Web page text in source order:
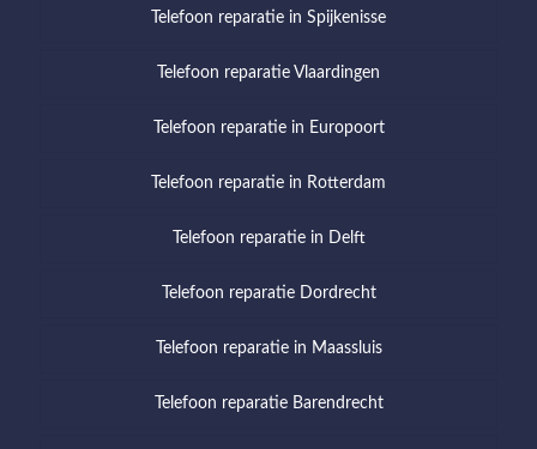
Telefoon reparatie in Spijkenisse
Telefoon reparatie Vlaardingen
Telefoon reparatie in Europoort
Telefoon reparatie in Rotterdam
Telefoon reparatie in Delft
Telefoon reparatie Dordrecht
Telefoon reparatie in Maassluis
Telefoon reparatie Barendrecht